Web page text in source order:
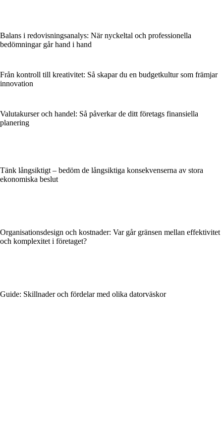
Balans i redovisningsanalys: När nyckeltal och professionella
bedömningar går hand i hand
Från kontroll till kreativitet: Så skapar du en budgetkultur som främjar
innovation
Valutakurser och handel: Så påverkar de ditt företags finansiella
planering
Tänk långsiktigt – bedöm de långsiktiga konsekvenserna av stora
ekonomiska beslut
Organisationsdesign och kostnader: Var går gränsen mellan effektivitet
och komplexitet i företaget?
Guide: Skillnader och fördelar med olika datorväskor